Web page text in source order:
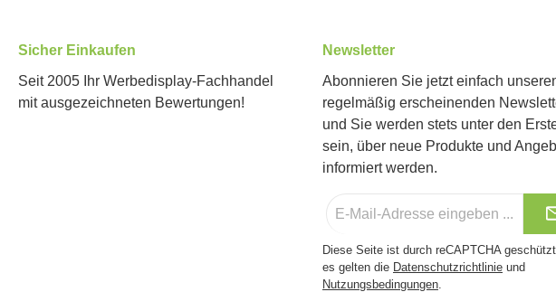
Sicher Einkaufen
Seit 2005 Ihr Werbedisplay-Fachhandel
mit ausgezeichneten Bewertungen!
Newsletter
Abonnieren Sie jetzt einfach
regelmäßig erscheinenden
und Sie werden stets unter den
sein, über neue Produkte und
informiert werden.
Mail-
*
Diese Seite ist durch reCAPTCHA
es gelten die Datenschutzrichtlinie und
Nutzungsbedingungen.